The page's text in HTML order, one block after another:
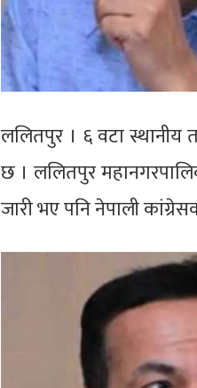
ललितपुर । ६ वटा
छ । ललितपुर
जारी भए पनि नेपाली